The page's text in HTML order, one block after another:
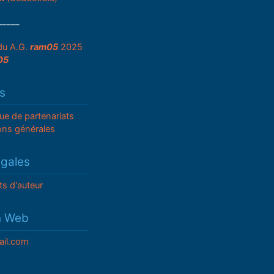
A.G. ram052025
de partenariats
générales
d'auteur
Web